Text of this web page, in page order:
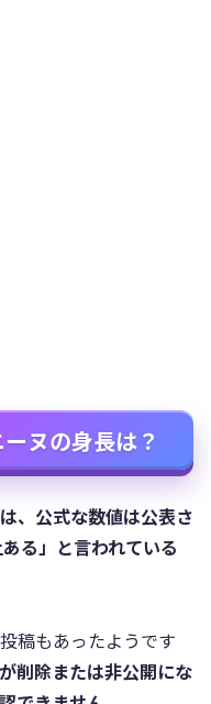
ヌの身長は？
、公式な数値は公表さ
ある」と言われている
稿もあったようです
削除または非公開にな